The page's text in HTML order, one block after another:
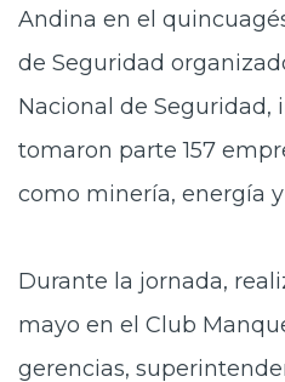
Acceso trabajadores/as
Andina en el
de Seguridad
Nacional de Seguridad,
tomaron parte 157
como minería, energía y
Durante la jornada,
mayo en el Club
gerencias,